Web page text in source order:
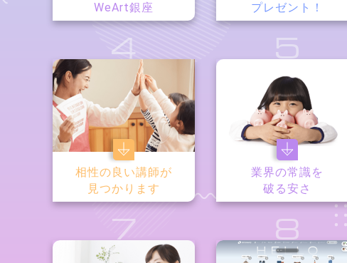
WeArt銀座
プレゼント！
4
相性の良い講師が
見つかります
5
業界の常識を
破る安さ
7 8